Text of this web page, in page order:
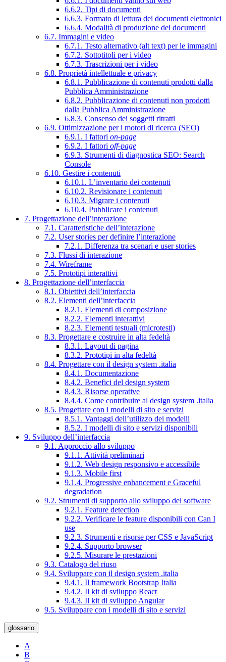
6.6.2. Tipi di documenti
6.6.3. Formato di lettura dei documenti elettronici
6.6.4. Modalità di produzione dei documenti
6.7. Immagini e video
6.7.1. Testo alternativo (alt text) per le immagini
6.7.2. Sottotitoli per i video
6.7.3. Trascrizioni per i video
6.8. Proprietà intellettuale e privacy
6.8.1. Pubblicazione di contenuti prodotti dalla
Pubblica Amministrazione
6.8.2. Pubblicazione di contenuti non prodotti
dalla Pubblica Amministrazione
6.8.3. Consenso dei soggetti ritratti
6.9. Ottimizzazione per i motori di ricerca (SEO)
6.9.1. I fattori on-page
6.9.2. I fattori off-page
6.9.3. Strumenti di diagnostica SEO: Search
Console
6.10. Gestire i contenuti
6.10.1. L’inventario dei contenuti
6.10.2. Revisionare i contenuti
6.10.3. Migrare i contenuti
6.10.4. Pubblicare i contenuti
7. Progettazione dell’interazione
7.1. Caratteristiche dell’interazione
7.2. User stories per definire l’interazione
7.2.1. Differenza tra scenari e user stories
7.3. Flussi di interazione
7.4. Wireframe
7.5. Prototipi interattivi
8. Progettazione dell’interfaccia
8.1. Obiettivi dell’interfaccia
8.2. Elementi dell’interfaccia
8.2.1. Elementi di composizione
8.2.2. Elementi interattivi
8.2.3. Elementi testuali (microtesti)
8.3. Progettare e costruire in alta fedeltà
8.3.1. Layout di pagina
8.3.2. Prototipi in alta fedeltà
8.4. Progettare con il design system .italia
8.4.1. Documentazione
8.4.2. Benefici del design system
8.4.3. Risorse operative
8.4.4. Come contribuire al design system .italia
8.5. Progettare con i modelli di sito e servizi
8.5.1. Vantaggi dell’utilizzo dei modelli
8.5.2. I modelli di sito e servizi disponibili
9. Sviluppo dell’interfaccia
9.1. Approccio allo sviluppo
9.1.1. Attività preliminari
9.1.2. Web design responsivo e accessibile
9.1.3. Mobile first
9.1.4. Progressive enhancement e Graceful
degradation
9.2. Strumenti di supporto allo sviluppo del software
9.2.1. Feature detection
9.2.2. Verificare le feature disponibili con Can I
use
9.2.3. Strumenti e risorse per CSS e JavaScript
9.2.4. Supporto browser
9.2.5. Misurare le prestazioni
9.3. Catalogo del riuso
9.4. Sviluppare con il design system .italia
9.4.1. Il framework Bootstrap Italia
9.4.2. Il kit di sviluppo React
9.4.3. Il kit di sviluppo Angular
9.5. Sviluppare con i modelli di sito e servizi
glossario
A
B